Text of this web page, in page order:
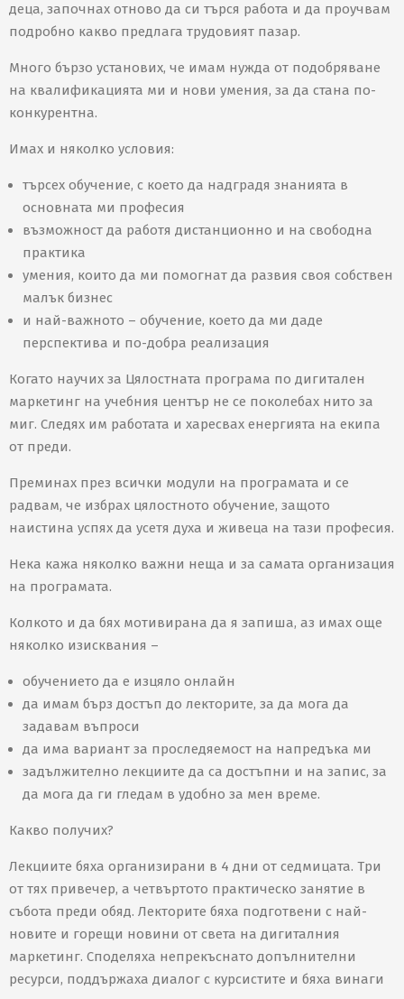
деца, започнах отново да си търся работа и да проучвам
подробно какво предлага трудовият пазар.
Много бързо установих, че имам нужда от подобряване
на квалификацията ми и нови умения, за да стана по-
конкурентна.
Имах и няколко условия:
търсех обучение, с което да надградя знанията в
основната ми професия
възможност да работя дистанционно и на свободна
практика
умения, които да ми помогнат да развия своя собствен
малък бизнес
и най-важното – обучение, което да ми даде
перспектива и по-добра реализация
Когато научих за Цялостната програма по дигитален
маркетинг на учебния център не се поколебах нито за
миг. Следях им работата и харесвах енергията на екипа
от преди.
Преминах през всички модули на програмата и се
радвам, че избрах цялостното обучение, защото
наистина успях да усетя духа и живеца на тази професия.
Нека кажа няколко важни неща и за самата организация
на програмата.
Колкото и да бях мотивирана да я запиша, аз имах още
няколко изисквания –
обучението да е изцяло онлайн
да имам бърз достъп до лекторите, за да мога да
задавам въпроси
да има вариант за проследяемост на напредъка ми
задължително лекциите да са достъпни и на запис, за
да мога да ги гледам в удобно за мен време.
Какво получих?
Лекциите бяха организирани в 4 дни от седмицата. Три
от тях привечер, а четвъртото практическо занятие в
събота преди обяд. Лекторите бяха подготвени с най-
новите и горещи новини от света на дигиталния
маркетинг. Споделяха непрекъснато допълнителни
ресурси, поддържаха диалог с курсистите и бяха винаги